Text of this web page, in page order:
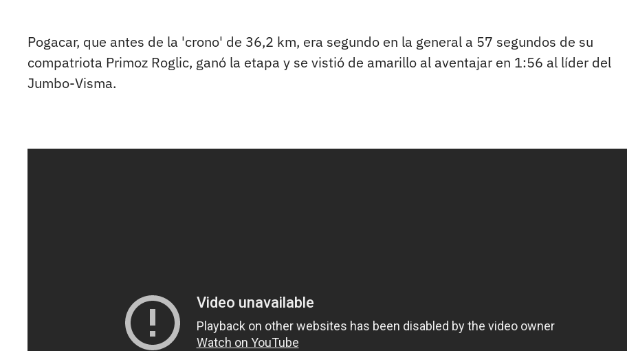
Pogacar, que antes de la 'crono' de 36,2 km, era segundo en la general a 57 segundos de su
compatriota Primoz Roglic, ganó la etapa y se vistió de amarillo al aventajar en 1:56 al líder del
Jumbo-Visma.